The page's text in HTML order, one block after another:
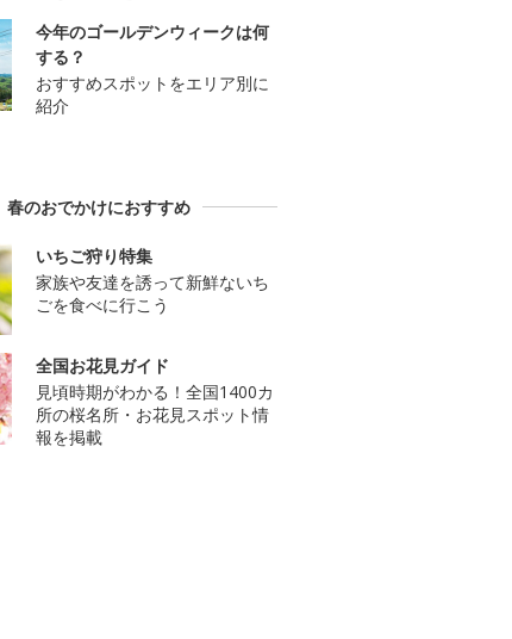
今年のゴールデンウィークは何
する？
おすすめスポットをエリア別に
紹介
春のおでかけにおすすめ
いちご狩り特集
家族や友達を誘って新鮮ないち
ごを食べに行こう
全国お花見ガイド
見頃時期がわかる！全国1400カ
所の桜名所・お花見スポット情
報を掲載